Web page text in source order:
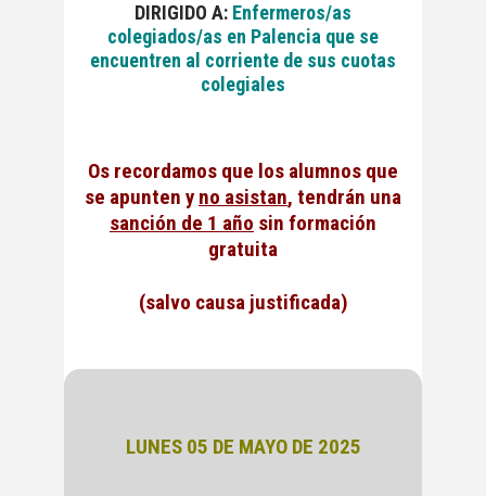
DIRIGIDO A: Enfermeros/as
colegiados/as en Palencia que se
encuentren al corriente de sus cuotas
colegiales
Os recordamos que los alumnos que
se apunten y no asistan, tendrán una
sanción de 1 año sin formación
gratuita
(salvo causa justificada)
LUNES 05 DE MAYO DE 2025